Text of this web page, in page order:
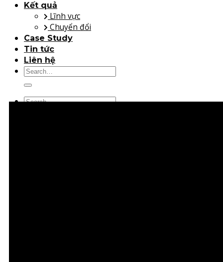
Kết quả
Lĩnh vực
Chuyển đổi
Case Study
Tin tức
Liên hệ